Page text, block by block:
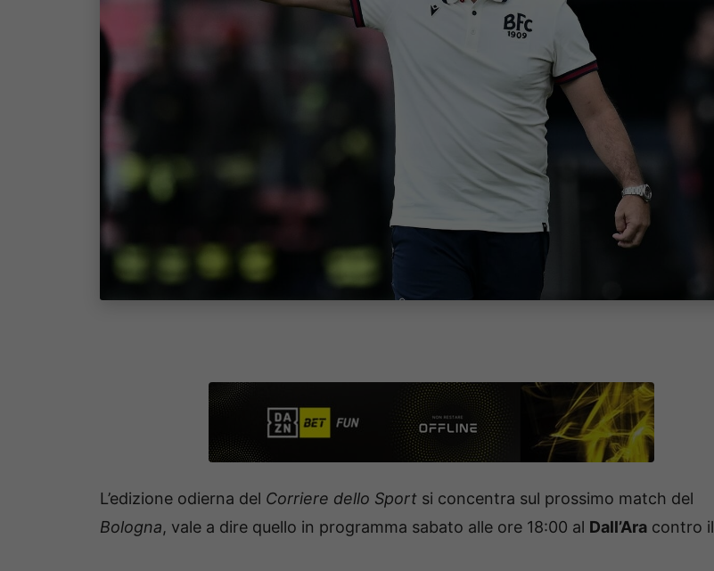
L’edizione odierna del Corriere dello Sport si concentra sul prossimo match del
Bologna, vale a dire quello in programma sabato alle ore 18:00 al Dall’Ara contro il